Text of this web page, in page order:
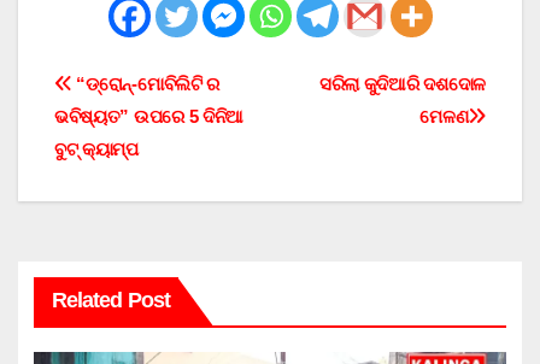
Post
navigation
ସରିଲା କୁଦିଆରି ଦଶଦୋଳ
ମେଳଣ
“ଡ୍ରୋନ୍-ମୋବିଲିଟି ର
ଭବିଷ୍ୟତ” ଉପରେ 5 ଦିନିଆ
ବୁଟ୍ କ୍ୟାମ୍ପ
Related Post